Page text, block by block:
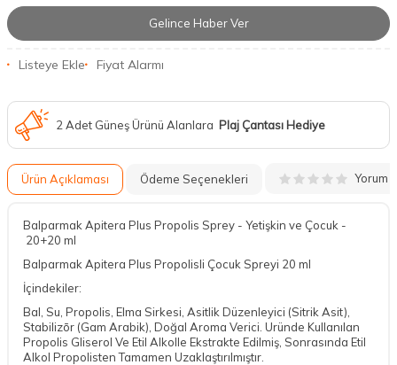
Gelince Haber Ver
Listeye Ekle Fiyat Alarmı
2 Adet Güneş Ürünü Alanlara Plaj Çantası Hediye
Ürün Açıklaması Ödeme Seçenekleri Yorum
Balparmak Apitera Plus Propolis Sprey - Yetişkin ve Çocuk -
20+20 ml
Balparmak Apitera Plus Propolisli Çocuk Spreyi 20 ml
İçindekiler:
Bal, Su, Propolis, Elma Sirkesi, Asitlik Düzenleyici (Sitrik Asit),
Stabilizōr (Gam Arabik), Doğal Aroma Verici. Uründe Kullanılan
Propolis Gliserol Ve Etil Alkolle Ekstrakte Edilmiş, Sonrasında Etil
Alkol Propolisten Tamamen Uzaklaştırılmıştır.